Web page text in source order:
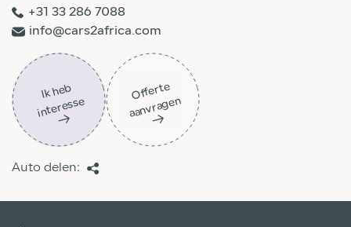
+31 33 286 7088
info@cars2africa.com
Ik
h
e
b
i
nt
er
ess
e
Off
ert
e
aa
n
vra
g
e
n
Auto delen: